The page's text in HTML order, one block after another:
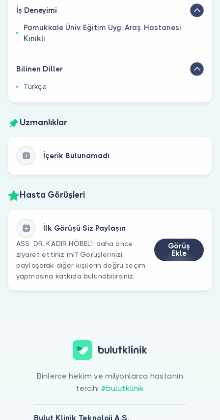
İş Deneyimi
Pamukkale Üniv. Eğitim Uyg. Araş. Hastanesi
Kınıklı
Bilinen Diller
Türkçe
Uzmanlıklar
İçerik Bulunamadı
Hasta Görüşleri
İlk Görüşü Siz Paylaşın
ASS. DR. KADIR HÖBEL’ı daha önce
ziyaret ettiniz mi? Görüşlerinizi
paylaşarak diğer kişilerin doğru seçim
yapmasına katkıda bulunabilirsiniz.
Görüş
Ekle
Binlerce hekim ve milyonlarca hastanın
tercihi #bulutklinik
Bulut Klinik Teknoloji A.Ş.